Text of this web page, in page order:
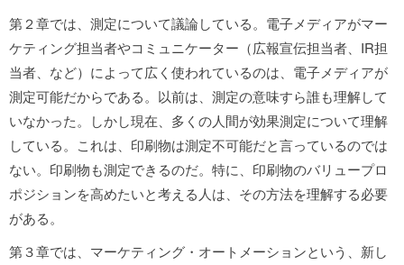
第２章では、測定について議論している。電子メディアがマー
ケティング担当者やコミュニケーター（広報宣伝担当者、IR担
当者、など）によって広く使われているのは、電子メディアが
測定可能だからである。以前は、測定の意味すら誰も理解して
いなかった。しかし現在、多くの人間が効果測定について理解
している。これは、印刷物は測定不可能だと言っているのでは
ない。印刷物も測定できるのだ。特に、印刷物のバリュープロ
ポジションを高めたいと考える人は、その方法を理解する必要
がある。
第３章では、マーケティング・オートメーションという、新し